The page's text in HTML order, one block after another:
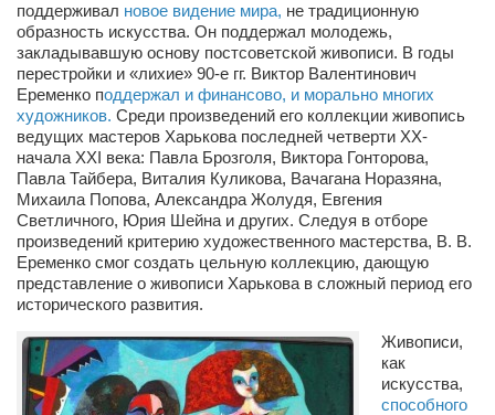
Бизнес-партнёры
Здоровье
Врач психиатр–нарколог Анплеев А.Б.
Косметологическое отделение КП Сумская
городская клиническая больница №4
Оптика — Медтехника
Тенториум -центр независимых дистрибьюторов
Кафе, клубы, рестораны
«ЧАЙ — КАВА» магазин — кафе
Магазины
поддерживал новое видение мира, не традиционную
образность искусства. Он поддержал молодежь,
закладывавшую основу постсоветской живописи. В годы
перестройки и «лихие» 90-е гг. Виктор Валентинович
Еременко поддержал и финансово, и морально многих
художников. Среди произведений его коллекции живопись
ведущих мастеров Харькова последней четверти ХХ-
начала ХХI века: Павла Брозголя, Виктора Гонторова,
Павла Тайбера, Виталия Куликова, Вачагана Норазяна,
Михаила Попова, Александра Жолудя, Евгения
Светличного, Юрия Шейна и других. Следуя в отборе
произведений критерию художественного мастерства, В. В.
Еременко смог создать цельную коллекцию, дающую
представление о живописи Харькова в сложный период его
исторического развития.
Живописи,
как
искусства,
способного